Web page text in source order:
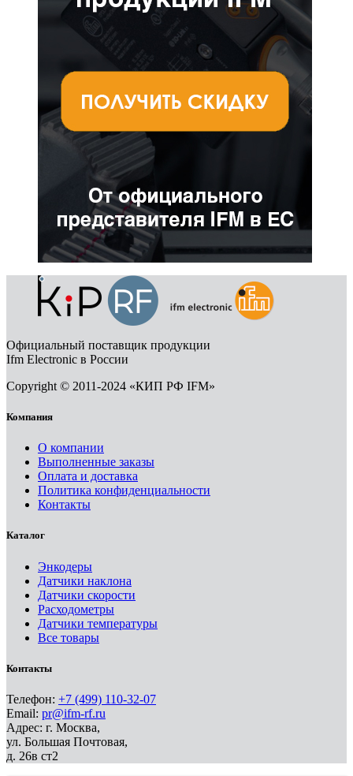
Официальный поставщик продукции
Ifm Electronic в России
Copyright © 2011-2024 «КИП РФ IFM»
Компания
О компании
Выполненные заказы
Оплата и доставка
Политика конфиденциальности
Контакты
Каталог
Энкодеры
Датчики наклона
Датчики скорости
Расходометры
Датчики температуры
Все товары
Контакты
Телефон: +7 (499) 110-32-07
Email: pr@ifm-rf.ru
Адрес: г. Москва,
ул. Большая Почтовая,
д. 26в ст2